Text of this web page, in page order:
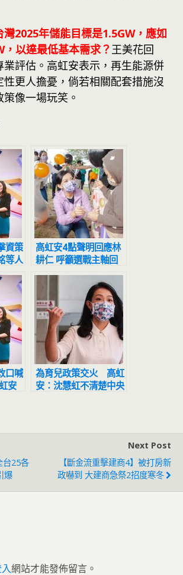
灣2025年儲能目標是1.5GW，應如
以達最低基本需求？ 王美花回
業評估。高虹安表示，再生能源併
更人擔憂，倘若相關配套措施沒
策像一場玩笑。
資策
等人
害」
高虹安4點聲明回應林
耕仁 呼籲選戰主軸回
歸市政願景
口喊
安
為育兒政策交火 高虹
安：沈慧虹不清楚中央
台25各
爆
Next Post
【斷金流重擊建商4】被打房新
政嚇到 大建商急祭2招度寒冬
網站才能發佈留言。